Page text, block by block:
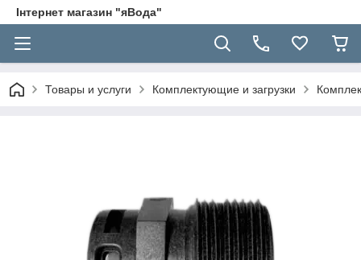
Інтернет магазин "яВода"
Товары и услуги Комплектующие и загрузки